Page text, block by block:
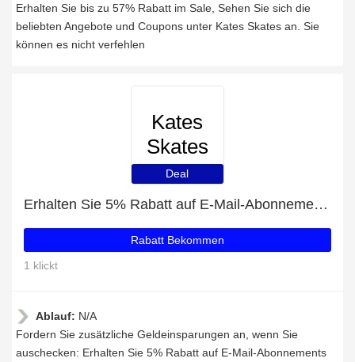
Erhalten Sie bis zu 57% Rabatt im Sale, Sehen Sie sich die
beliebten Angebote und Coupons unter Kates Skates an. Sie
können es nicht verfehlen
Kates
Skates
Deal
Erhalten Sie 5% Rabatt auf E-Mail-Abonnements
Rabatt Bekommen
1 klickt
Ablauf: N/A
Fordern Sie zusätzliche Geldeinsparungen an, wenn Sie
auschecken: Erhalten Sie 5% Rabatt auf E-Mail-Abonnements